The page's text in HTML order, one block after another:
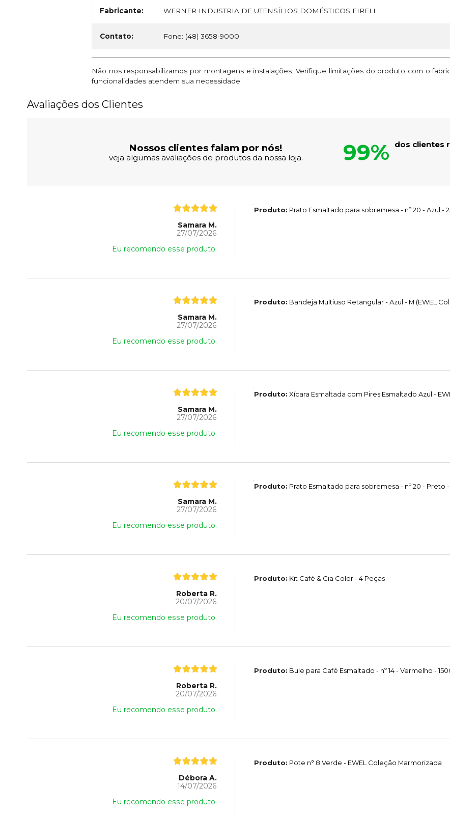
Fabricante: WERNER INDUSTRIA DE UTENSÍLIOS DOMÉSTICOS EIRELI
Contato: Fone: (48) 3658-9000
Não nos responsabilizamos por montagens e instalações. Verifique limitações do produto com o
funcionalidades atendem sua necessidade.
Avaliações dos Clientes
Nossos clientes falam por nós!
veja algumas avaliações de produtos da nossa loja. 99% dos clientes
Samara M.
27/07/2026
Eu recomendo esse produto.
Produto: Prato Esmaltado para sobremesa - nº 20 - Azul -
Samara M.
27/07/2026
Eu recomendo esse produto.
Produto: Bandeja Multiuso Retangular - Azul - M (EWEL
Samara M.
27/07/2026
Eu recomendo esse produto.
Produto: Xícara Esmaltada com Pires Esmaltado Azul -
Samara M.
27/07/2026
Eu recomendo esse produto.
Produto: Prato Esmaltado para sobremesa - nº 20 - Preto -
Roberta R.
20/07/2026
Eu recomendo esse produto.
Produto: Kit Café & Cia Color - 4 Peças
Roberta R.
20/07/2026
Eu recomendo esse produto.
Produto: Bule para Café Esmaltado - nº 14 - Vermelho -
Débora A.
14/07/2026
Eu recomendo esse produto.
Produto: Pote n° 8 Verde - EWEL Coleção Marmorizada